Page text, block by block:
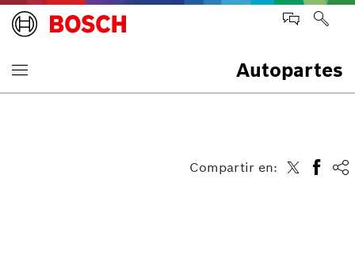
Autopartes
Compartir en: